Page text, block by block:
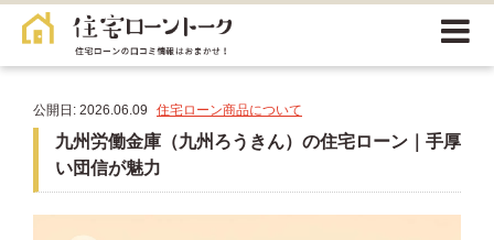
公開日: 2026.06.09 住宅ローン商品について
九州労働金庫（九州ろうきん）の住宅ローン｜手厚
い団信が魅力